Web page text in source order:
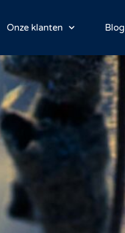
Onze klanten Blog